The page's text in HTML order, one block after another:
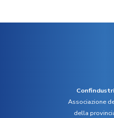
Associazione
della